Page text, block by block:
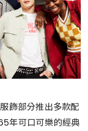
飾部分推出多款配
年可口可樂的經典